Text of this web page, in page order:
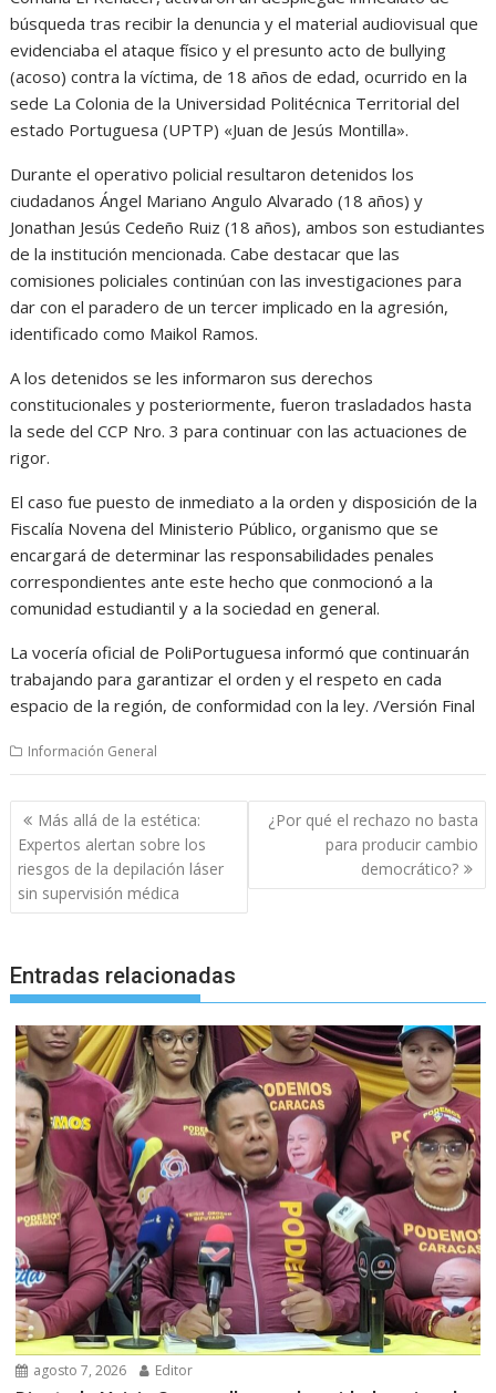
búsqueda tras recibir la denuncia y el material audiovisual que
evidenciaba el ataque físico y el presunto acto de bullying
(acoso) contra la víctima, de 18 años de edad, ocurrido en la
sede La Colonia de la Universidad Politécnica Territorial del
estado Portuguesa (UPTP) «Juan de Jesús Montilla».
Durante el operativo policial resultaron detenidos los
ciudadanos Ángel Mariano Angulo Alvarado (18 años) y
Jonathan Jesús Cedeño Ruiz (18 años), ambos son estudiantes
de la institución mencionada. Cabe destacar que las
comisiones policiales continúan con las investigaciones para
dar con el paradero de un tercer implicado en la agresión,
identificado como Maikol Ramos.
A los detenidos se les informaron sus derechos
constitucionales y posteriormente, fueron trasladados hasta
la sede del CCP Nro. 3 para continuar con las actuaciones de
rigor.
El caso fue puesto de inmediato a la orden y disposición de la
Fiscalía Novena del Ministerio Público, organismo que se
encargará de determinar las responsabilidades penales
correspondientes ante este hecho que conmocionó a la
comunidad estudiantil y a la sociedad en general.
La vocería oficial de PoliPortuguesa informó que continuarán
trabajando para garantizar el orden y el respeto en cada
espacio de la región, de conformidad con la ley. /Versión Final
Información General
Navegación
de
entradas
Más allá de la estética:
Expertos alertan sobre los
riesgos de la depilación láser
sin supervisión médica
¿Por qué el rechazo no basta
para producir cambio
democrático?
Entradas relacionadas
agosto 7, 2026 Editor